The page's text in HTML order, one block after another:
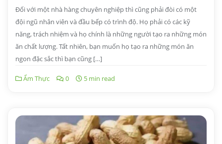
Đối với một nhà hàng chuyên nghiệp thì cũng phải đòi có một
đội ngũ nhân viên và đầu bếp có trình độ. Họ phải có các kỹ
năng, trách nhiệm và họ chính là những người tạo ra những món
ăn chất lượng. Tất nhiên, bạn muốn họ tạo ra những món ăn
ngon đặc sắc thì bạn cũng […]
Ẩm Thực 0 5 min read